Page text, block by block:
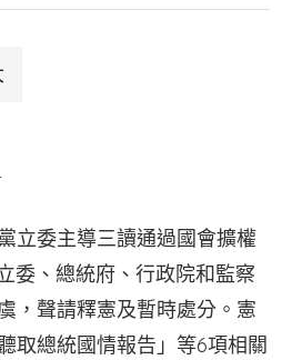
CTWANT
立委主導三讀通過國會擴權
委、總統府、行政院和監察
，聲請釋憲及暫時處分。憲
取總統國情報告」等6項相關